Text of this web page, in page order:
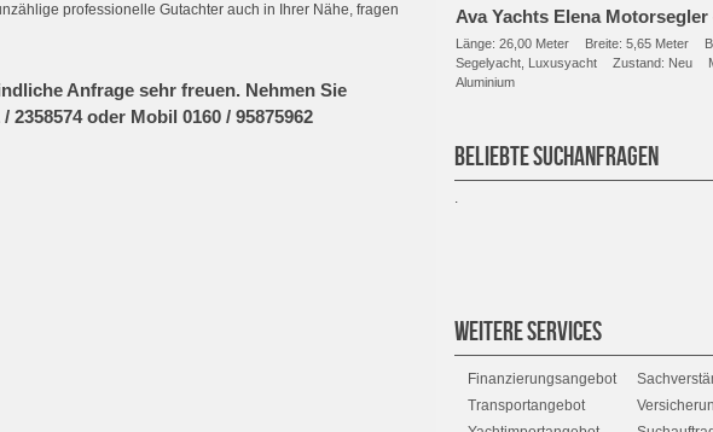
professionelle Gutachter auch in Ihrer Nähe, fragen
Anfrage sehr freuen. Nehmen Sie
2358574 oder Mobil 0160 / 95875962
Ava Yachts Elena Motorsegler
Länge: 26,00 Meter Breite: 5,65 Meter
Segelyacht, Luxusyacht
Zustand: Neu
Aluminium
BELIEBTE SUCHANFRAGEN
.
WEITERE SERVICES
Finanzierungsangebot
Transportangebot